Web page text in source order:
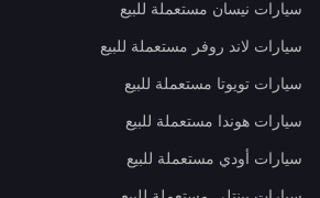
سيارات نيسان مستعملة للبيع
سيارات لاند روفر مستعملة للبيع
سيارات تويوتا مستعملة للبيع
سيارات هوندا مستعملة للبيع
سيارات أودي مستعملة للبيع